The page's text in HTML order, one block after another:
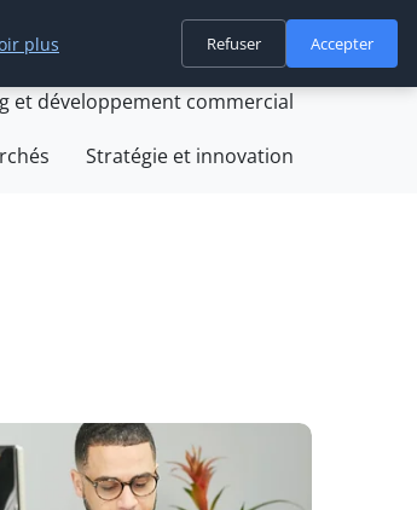
et développement d'entreprise
et développement commercial
Stratégie et innovation
plus Refuser Accepter